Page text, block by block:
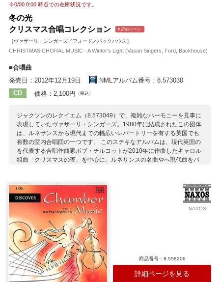
※0/00 0:00時点での在庫状況です。
冬の光
クリスマス合唱コレクション
詳細ページ
［ヴァザーリ・シンガーズ／フォード／バックハウス］
CHRISTMAS CHORAL MUSIC - A Winter's Light (Vasari Singers, Ford, Backhouse)
■合唱曲
発売日：2012年12月19日
NMLアルバム番号：8.573030
CD
価格：2,100円 （税込）
ジャクソンのレクイエム（8.573049）で、複雑なハーモニーを見事に
表現していたヴァザーリ・シンガーズ。1980年に結成されたこの団体
は、ルネサンスから現代までの幅広いレパートリーを有する英国でも
有数の室内合唱団の一つです。 このステキなアルバムは、現代英国の
を代表する合唱作曲家ボブ・チルコットが2010年に作曲したキャロル
組曲「クリスマスの夜」を中心に、ルネサンスの名曲やへ現代曲をバ
味わえるクリスマスの贈り物です。
収録作曲家：
ヴィレット G.ガブリエリ
スウェーリンク
チルコット
ハウエルズ
ピアポント M.プレトリウス
Lake
Theodoricus Petri Nylandensis
NAXOS
商品番号：8.558206
詳細ページを見る